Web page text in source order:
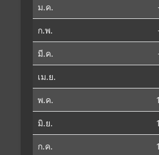
ม.ค.
ก.พ.
มี.ค.
เม.ย.
พ.ค.
มิ.ย.
ก.ค.